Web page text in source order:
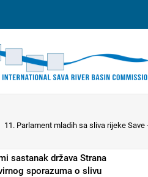
11. Parlament mladih sa sliva rijeke Save
sastanak država Strana
sporazuma o slivu